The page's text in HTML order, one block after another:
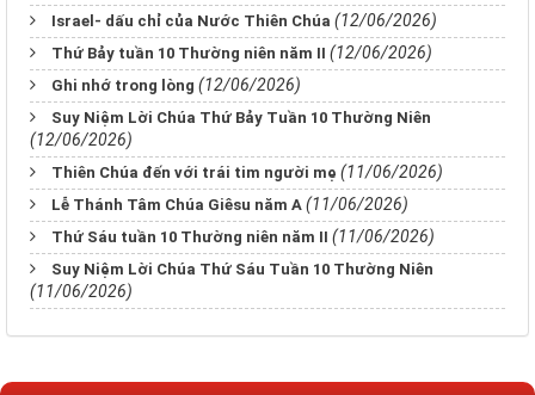
Israel- dấu chỉ của Nước Thiên Chúa (12/06/2026)
Thứ Bảy tuần 10 Thường niên năm II (12/06/2026)
Ghi nhớ trong lòng (12/06/2026)
Suy Niệm Lời Chúa Thứ Bảy Tuần 10 Thường Niên
(12/06/2026)
Thiên Chúa đến với trái tim người mẹ (11/06/2026)
Lễ Thánh Tâm Chúa Giêsu năm A (11/06/2026)
Thứ Sáu tuần 10 Thường niên năm II (11/06/2026)
Suy Niệm Lời Chúa Thứ Sáu Tuần 10 Thường Niên
(11/06/2026)